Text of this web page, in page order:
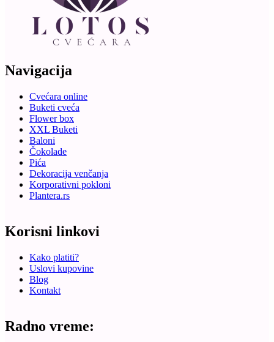
Navigacija
Cvećara online
Buketi cveća
Flower box
XXL Buketi
Baloni
Čokolade
Pića
Dekoracija venčanja
Korporativni pokloni
Plantera.rs
Korisni linkovi
Kako platiti?
Uslovi kupovine
Blog
Kontakt
Radno vreme: